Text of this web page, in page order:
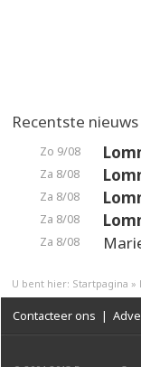
Recentste nieuws
Zo 9/08
Za 8/08
Za 8/08
Za 8/08
Za 8/08
U bent hier: Startpagina »
Contacteer ons |